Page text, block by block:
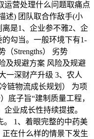
运营处理什么问题取痛点
述) 团队取合作敌手(小
是1、企业参不雅2、企
勾当。一般环境下有1-
Strengths） 劣势
及规避方案 风险及规避
一深财产升级 3、农人
链物流成长规划） 为项
底子旨“建制质量工程，
业成长性持续提拔。
。 1、着眼完整的中药美
在什么样的情景下发生